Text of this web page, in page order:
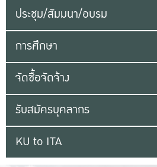
ประชุม/สัมมนา/อบรม
การศึกษา
จัดซื้อจัดจ้าง
รับสมัครบุคลากร
KU to ITA